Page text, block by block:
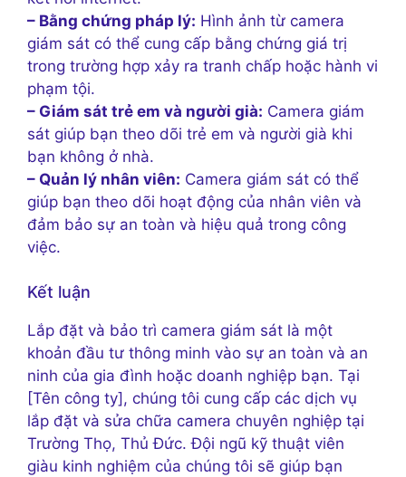
– Bằng chứng pháp lý: Hình ảnh từ camera
giám sát có thể cung cấp bằng chứng giá trị
trong trường hợp xảy ra tranh chấp hoặc hành vi
phạm tội.
– Giám sát trẻ em và người già: Camera giám
sát giúp bạn theo dõi trẻ em và người già khi
bạn không ở nhà.
– Quản lý nhân viên: Camera giám sát có thể
giúp bạn theo dõi hoạt động của nhân viên và
đảm bảo sự an toàn và hiệu quả trong công
việc.
Kết luận
Lắp đặt và bảo trì camera giám sát là một
khoản đầu tư thông minh vào sự an toàn và an
ninh của gia đình hoặc doanh nghiệp bạn. Tại
[Tên công ty], chúng tôi cung cấp các dịch vụ
lắp đặt và sửa chữa camera chuyên nghiệp tại
Trường Thọ, Thủ Đức. Đội ngũ kỹ thuật viên
giàu kinh nghiệm của chúng tôi sẽ giúp bạn